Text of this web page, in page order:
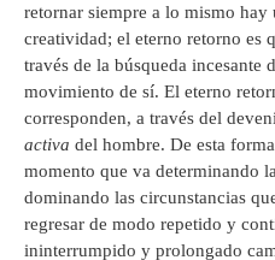
retornar siempre a lo mismo
creatividad; el eterno retorno es
través de la búsqueda incesante
movimiento de sí. El eterno
corresponden, a través del
activa del hombre. De esta
momento que va determinando
dominando las circunstancias
regresar de modo repetido y
ininterrumpido y prolongado